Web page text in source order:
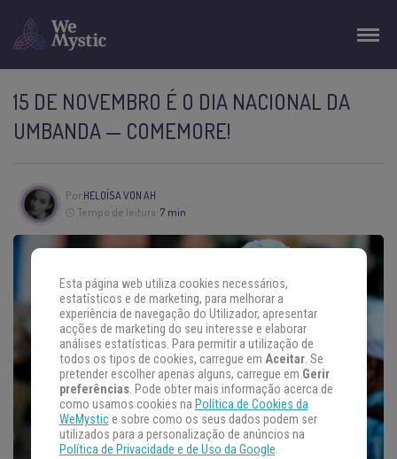
15 DE NOVEMBRO É O DIA NACIONAL DA
UMBANDA — COMEMORE!
Por HELOÍSA VON AH
Tempo de leitura: 7 min
Esta página web utiliza cookies necessários,
estatísticos e de marketing, para melhorar a
experiência de navegação do Utilizador, apresentar
acções de marketing do seu interesse e elaborar
análises estatísticas. Para permitir a utilização de
todos os tipos de cookies, carregue em Aceitar. Se
pretender escolher apenas alguns, carregue em Gerir
preferências. Pode obter mais informação acerca de
como usamos cookies na Política de Cookies da
WeMystice sobre como os seus dados podem ser
utilizados para a personalização de anúncios na
Política de Privacidade e de Uso da Google.